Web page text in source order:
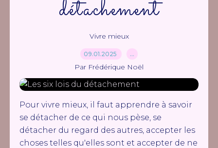
détachement
Vivre mieux
09.01.2025 …
Par Frédérique Noël
Pour vivre mieux, il faut apprendre à savoir
se détacher de ce qui nous pèse, se
détacher du regard des autres, accepter les
choses telles qu'elles sont et accepter de ne